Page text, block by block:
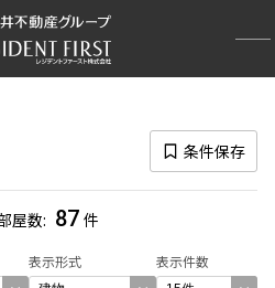
条件保存
屋数 87 件
表示形式 表示件数